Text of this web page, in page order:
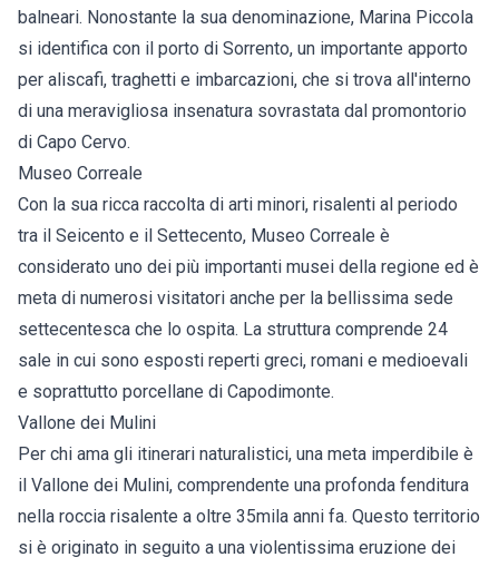
balneari. Nonostante la sua denominazione, Marina Piccola
si identifica con il porto di Sorrento, un importante apporto
per aliscafi, traghetti e imbarcazioni, che si trova all'interno
di una meravigliosa insenatura sovrastata dal promontorio
di Capo Cervo.
Museo Correale
Con la sua ricca raccolta di arti minori, risalenti al periodo
tra il Seicento e il Settecento, Museo Correale è
considerato uno dei più importanti musei della regione ed è
meta di numerosi visitatori anche per la bellissima sede
settecentesca che lo ospita. La struttura comprende 24
sale in cui sono esposti reperti greci, romani e medioevali
e soprattutto porcellane di Capodimonte.
Vallone dei Mulini
Per chi ama gli itinerari naturalistici, una meta imperdibile è
il Vallone dei Mulini, comprendente una profonda fenditura
nella roccia risalente a oltre 35mila anni fa. Questo territorio
si è originato in seguito a una violentissima eruzione dei